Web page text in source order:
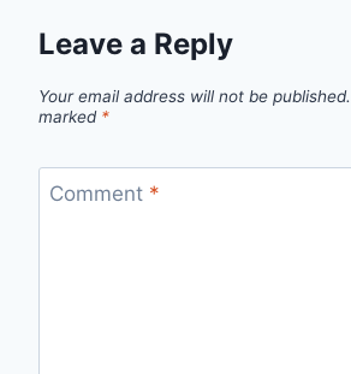
Leave a Reply
Your email address will not be published.
marked *
Comment *